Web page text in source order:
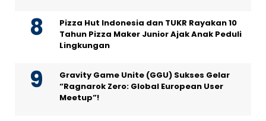
Pizza Hut Indonesia dan TUKR Rayakan 10
Tahun Pizza Maker Junior Ajak Anak Peduli
Lingkungan
Gravity Game Unite (GGU) Sukses Gelar
“Ragnarok Zero: Global European User
Meetup”!